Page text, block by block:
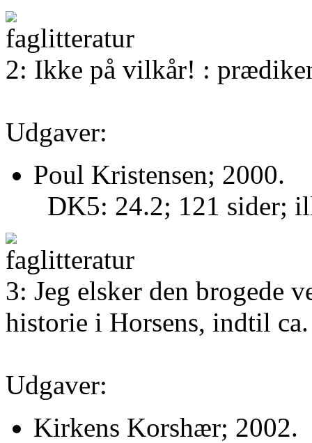
2: Ikke på vilkår! :
Udgaver:
Poul Kristensen; 2000.
DK5: 24.2; 121 sider;
3: Jeg elsker den brogede
historie i Horsens, indtil
Udgaver:
Kirkens Korshær; 2002.